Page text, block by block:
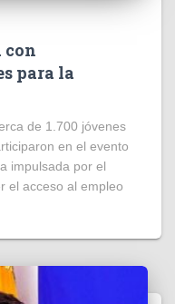
con
para la
de 1.700 jóvenes
en el evento
impulsada por el
el acceso al empleo